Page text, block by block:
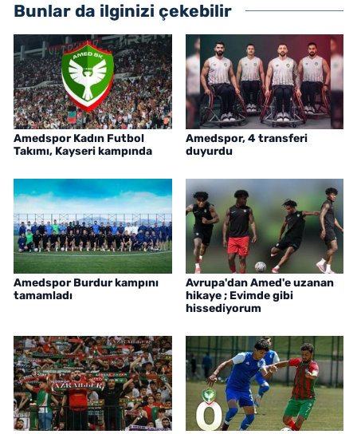
Bunlar da ilginizi çekebilir
Amedspor Kadın Futbol
Takımı, Kayseri kampında
Amedspor, 4 transferi
duyurdu
Amedspor Burdur kampını
tamamladı
Avrupa'dan Amed'e uzanan
hikaye ; Evimde gibi
hissediyorum